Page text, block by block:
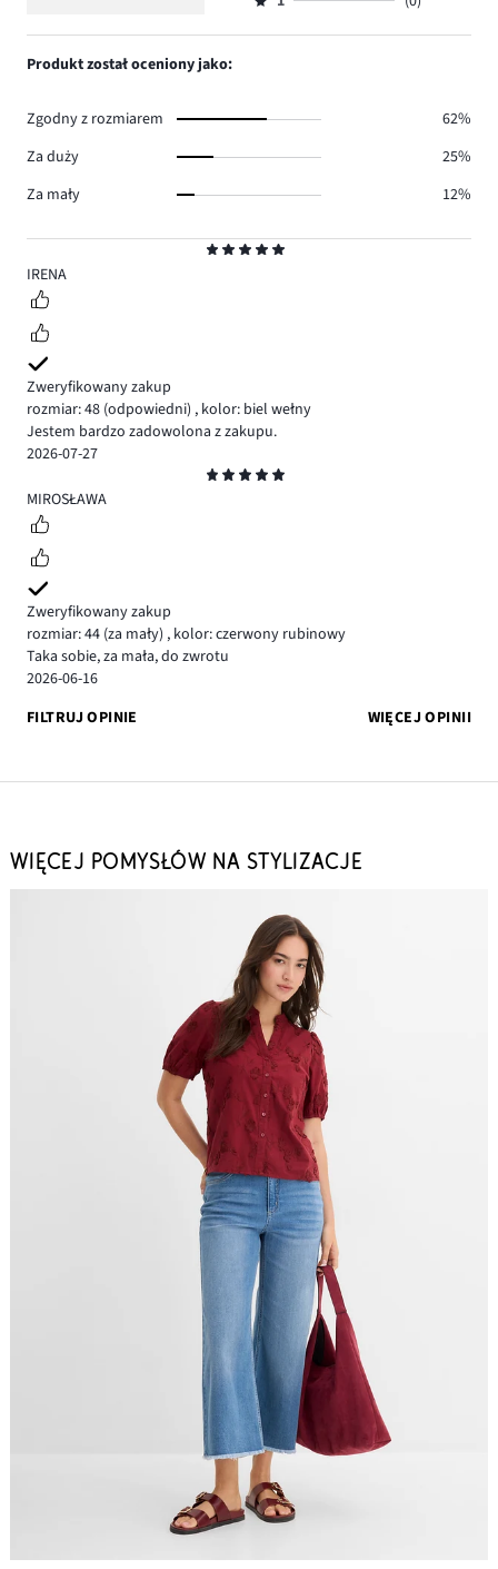
5
IRENA
Zweryfikowany zakup
rozmiar: 48 (odpowiedni) , kolor: biel wełny
Jestem bardzo zadowolona z zakupu.
2026-07-27
5
MIROSŁAWA
Zweryfikowany zakup
rozmiar: 44 (za mały) , kolor: czerwony rubinowy
Taka sobie, za mała, do zwrotu
2026-06-16
FILTRUJ OPINIE
WIĘCEJ OPINII
2,
Ocena
1,
Produkt został oceniony jako:
Zgodny z rozmiarem
62%
Za duży
25%
Za mały
12%
WIĘCEJ POMYSŁÓW NA STYLIZACJE